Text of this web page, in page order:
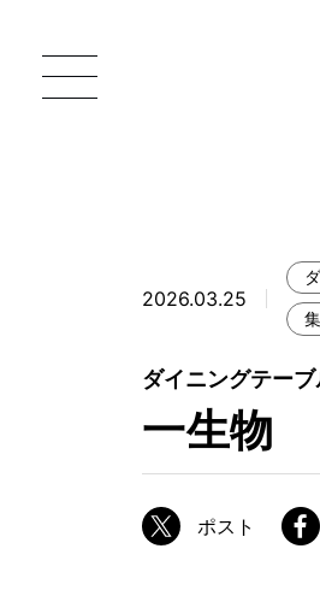
一枚板 ATELIER
MOKUBA について
ブランドコンセプト
加工技術
2026.03.25
一生物
ダイニングテー
ポスト